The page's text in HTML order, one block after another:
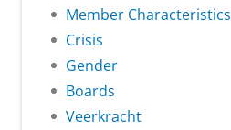
Member Characteristics
Crisis
Gender
Boards
Veerkracht